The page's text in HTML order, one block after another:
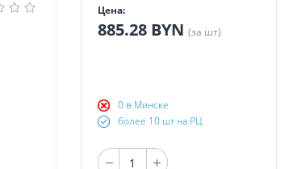
Цена:
885.28 BYN (за шт)
0 в Минске
более 10 шт на РЦ